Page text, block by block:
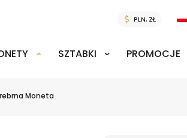
SZTABKI PROMOCJE
Moneta